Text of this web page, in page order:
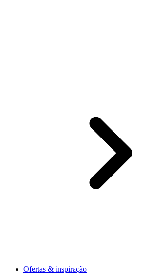
Ofertas & inspiração